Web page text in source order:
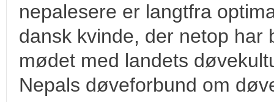
nepalesere er langtfra
dansk kvinde, der netop
mødet med landets
Nepals døveforbund om